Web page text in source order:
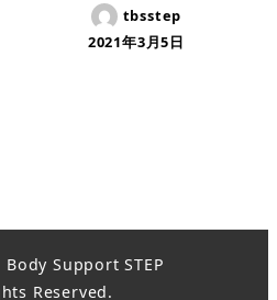
tbsstep
2021年3月5日
Support STEP
Reserved.